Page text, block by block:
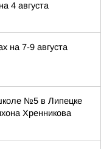
4 августа
на 7-9 августа
№5 в Липецке
Хренникова